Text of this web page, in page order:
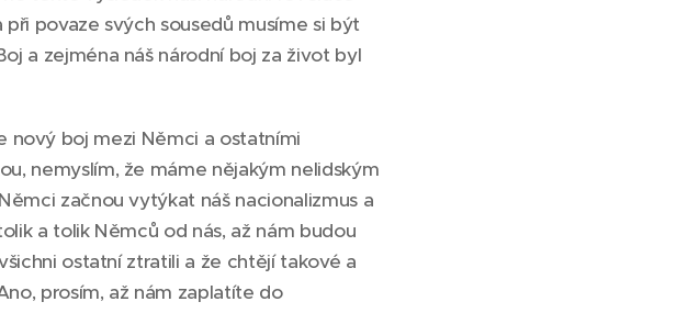
povaze svých sousedů musíme si být
a zejména náš národní boj za život byl
nový boj mezi Němci a ostatními
nemyslím, že máme nějakým nelidským
začnou vytýkat náš nacionalizmus a
a tolik Němců od nás, až nám budou
ostatní ztratili a že chtějí takové a
prosím, až nám zaplatíte do